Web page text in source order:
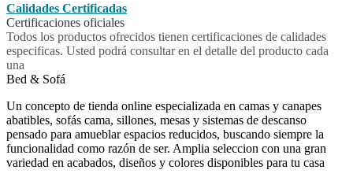
Calidades Certificadas
Certificaciones oficiales
Todos los productos ofrecidos tienen certificaciones de calidades
especificas. Usted podrá consultar en el detalle del producto cada
una
Bed & Sofá
Un concepto de tienda online especializada en camas y canapes
abatibles, sofás cama, sillones, mesas y sistemas de descanso
pensado para amueblar espacios reducidos, buscando siempre la
funcionalidad como razón de ser. Amplia seleccion con una gran
variedad en acabados, diseños y colores disponibles para tu casa